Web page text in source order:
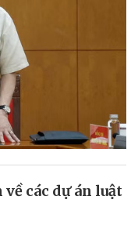
các dự án luật